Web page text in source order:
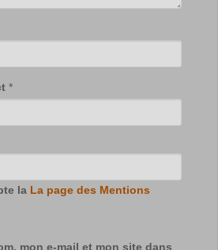
*
la La page des Mentions
mon e-mail et mon site dans